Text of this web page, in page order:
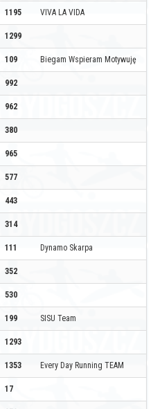
1195 VIVA LA VIDA
1299
109 Biegam Wspieram Motywuję
992
962
380
965
577
443
314
111 Dynamo Skarpa
352
530
199 SISU Team
1293
1353 Every Day Running TEAM
17